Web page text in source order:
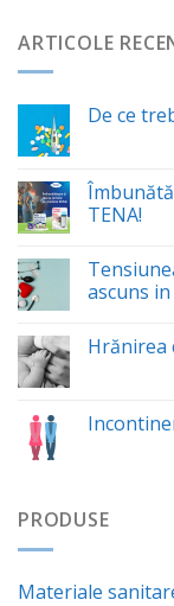
ARTICOLE
De ce
TENA!
ascuns
Hrănirea
PRODUSE
Materiale